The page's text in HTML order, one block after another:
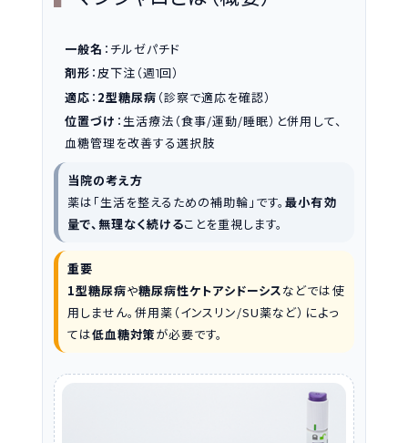
一般名 ：チルゼパチド
剤形 ：皮下注（週1回）
適応 ： 2型糖尿病 （診察で適応を確認）
位置づけ ：生活療法（食事/運動/睡眠）と併用して、
血糖管理を改善する選択肢
当院の考え方
薬は「生活を整えるための補助輪」です。最小有効
量で、無理なく続けることを重視します。
重要
1型糖尿病や糖尿病性ケトアシドーシスなどでは使
用しません。併用薬（インスリン/SU薬など）によっ
ては低血糖対策が必要です。